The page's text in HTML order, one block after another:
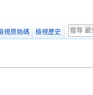
視原始碼 檢視歷史
搜
尋